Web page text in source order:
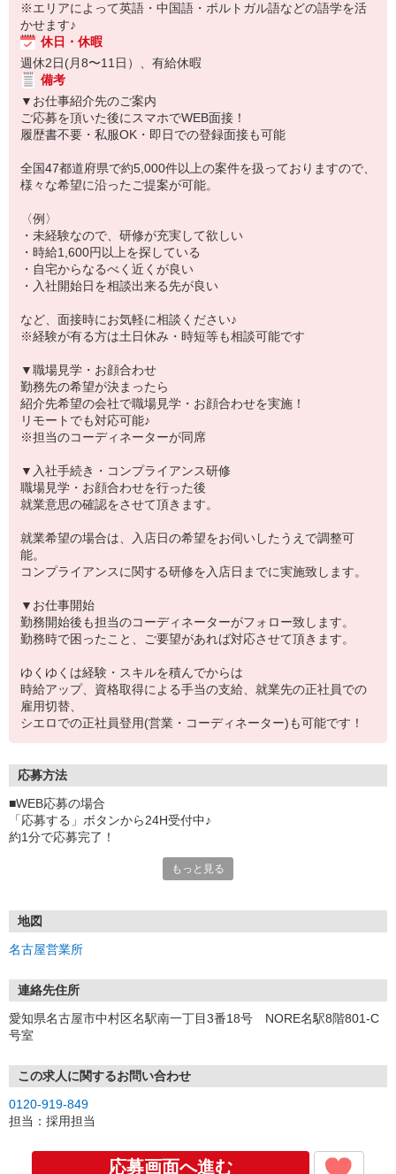
※エリアによって英語・中国語・ポルトガル語などの語学を活
かせます♪
休日・休暇
週休2日(月8〜11日）、有給休暇
備考
▼お仕事紹介先のご案内
ご応募を頂いた後にスマホでWEB面接！
履歴書不要・私服OK・即日での登録面接も可能
全国47都道府県で約5,000件以上の案件を扱っておりますので、
様々な希望に沿ったご提案が可能。
〈例〉
・未経験なので、研修が充実して欲しい
・時給1,600円以上を探している
・自宅からなるべく近くが良い
・入社開始日を相談出来る先が良い
など、面接時にお気軽に相談ください♪
※経験が有る方は土日休み・時短等も相談可能です
▼職場見学・お顔合わせ
勤務先の希望が決まったら
紹介先希望の会社で職場見学・お顔合わせを実施！
リモートでも対応可能♪
※担当のコーディネーターが同席
▼入社手続き・コンプライアンス研修
職場見学・お顔合わせを行った後
就業意思の確認をさせて頂きます。
就業希望の場合は、入店日の希望をお伺いしたうえで調整可
能。
コンプライアンスに関する研修を入店日までに実施致します。
▼お仕事開始
勤務開始後も担当のコーディネーターがフォロー致します。
勤務時で困ったこと、ご要望があれば対応させて頂きます。
ゆくゆくは経験・スキルを積んでからは
時給アップ、資格取得による手当の支給、就業先の正社員での
雇用切替、
シエロでの正社員登用(営業・コーディネーター)も可能です！
応募方法
■WEB応募の場合
「応募する」ボタンから24H受付中♪
約1分で応募完了！
①応募から3営業日を目安に、メールorお電話でご連絡します。
★スマホでWEB面接（LINEなど）・出張面接・事務所面接と選べま
す
③面接実施（履歴書不要）
④勤務開始（スタート日は応相談）
お気軽にご応募ください♪
もっと見る
地図
名古屋営業所
連絡先住所
愛知県名古屋市中村区名駅南一丁目3番18号 NORE名駅8階801-C
号室
この求人に関するお問い合わせ
0120-919-849
担当：採用担当
応募画面へ進む